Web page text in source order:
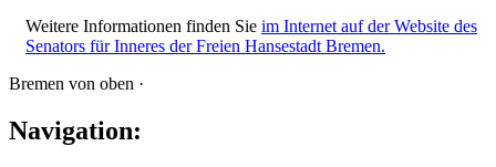
Weitere Informationen finden Sie im Internet auf der Website des
Senators für Inneres der Freien Hansestadt Bremen.
Bremen von oben ·
Navigation: